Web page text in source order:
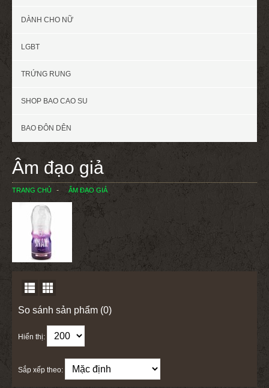
DÀNH CHO NỮ
LGBT
TRỨNG RUNG
SHOP BAO CAO SU
BAO ĐÔN DÊN
Âm đạo giả
TRANG CHỦ ÂM ĐẠO GIẢ
So sánh sản phẩm (0)
Hiển thị:
Sắp xếp theo: